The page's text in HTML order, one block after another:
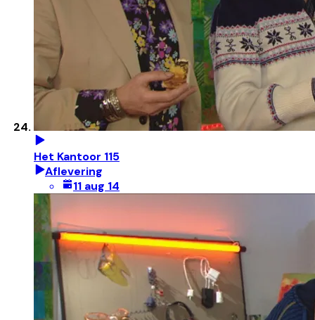
Het Kantoor 115
Aflevering
11 aug 14